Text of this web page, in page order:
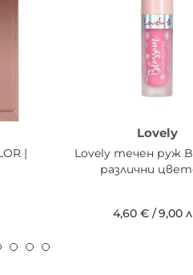
|
Lovely
Lovely течен руж
различни
4,60 €/9,00